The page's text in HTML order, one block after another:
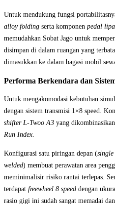
Untuk mendukung fungsi
alloy folding serta komponen pedal
memudahkan Sobat Jago untuk
disimpan di dalam ruangan yang
dimasukkan ke dalam bagasi mobil
Performa Berkendara dan
Untuk mengakomodasi kebutuhan
dengan sistem transmisi 1×8 speed.
shifter L-Twoo A3 yang
Run Index.
Konfigurasi satu piringan depan (single
welded) membuat perawatan area
meminimalisir risiko rantai terlepas.
terdapat freewheel 8 speed dengan
rasio gigi ini sudah sangat memadai